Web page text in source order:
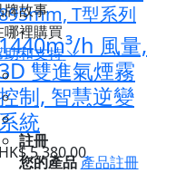
牌故事
哪裡購買
助和支持
註冊
您的產品產品註冊
T型系列
h 風量,
雙進氣煙霧
制, 智慧逆變
系統
HK$ 5,380.00